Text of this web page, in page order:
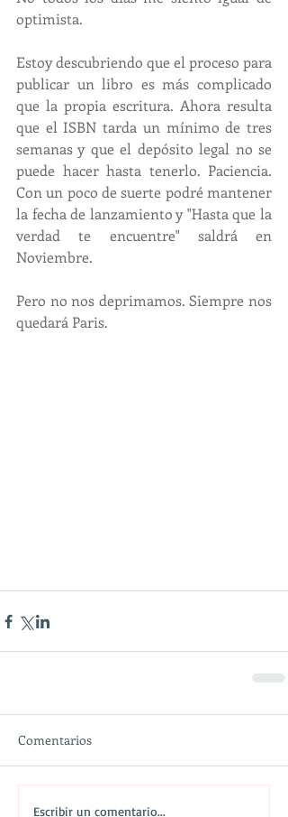
optimista.
Estoy descubriendo que el proceso para
publicar un libro es más complicado
que la propia escritura. Ahora resulta
que el ISBN tarda un mínimo de tres
semanas y que el depósito legal no se
puede hacer hasta tenerlo. Paciencia.
Con un poco de suerte podré mantener
la fecha de lanzamiento y "Hasta que la
verdad te encuentre" saldrá en
Noviembre.
Pero no nos deprimamos. Siempre nos
quedará Paris.
Comentarios
Escribir un comentario...